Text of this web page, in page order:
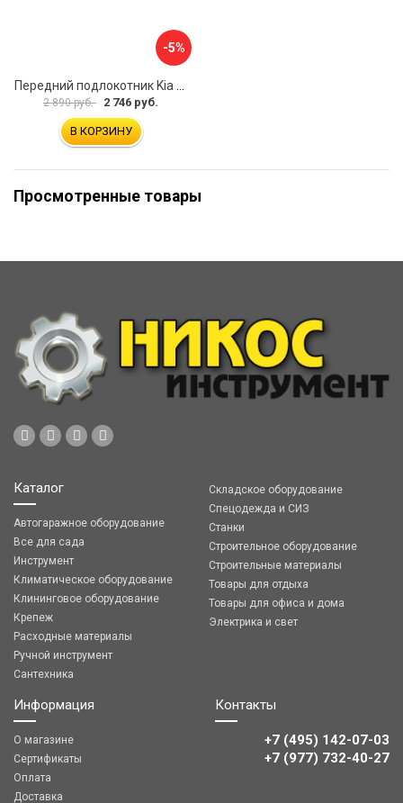
-5%
2 890 руб. 2 746 руб.
В КОРЗИНУ
Просмотренные товары
Каталог
Автогаражное оборудование
Все для сада
Инструмент
Климатическое оборудование
Клининговое оборудование
Крепеж
Расходные материалы
Ручной инструмент
Сантехника
Складское оборудование
Спецодежда и СИЗ
Станки
Строительное оборудование
Строительные материалы
Товары для отдыха
Товары для офиса и дома
Электрика и свет
Информация
О магазине
Сертификаты
Оплата
Доставка
Контакты
+7 (495) 142-07-03
‎‎+7 (977) 732-40-27